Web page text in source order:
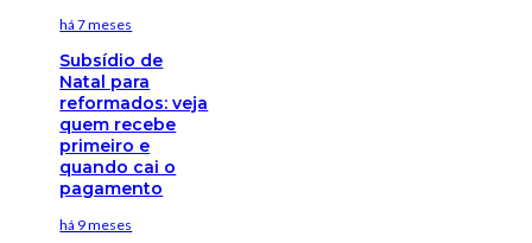
há 7 meses
Subsídio de
Natal para
reformados: veja
quem recebe
primeiro e
quando cai o
pagamento
há 9 meses